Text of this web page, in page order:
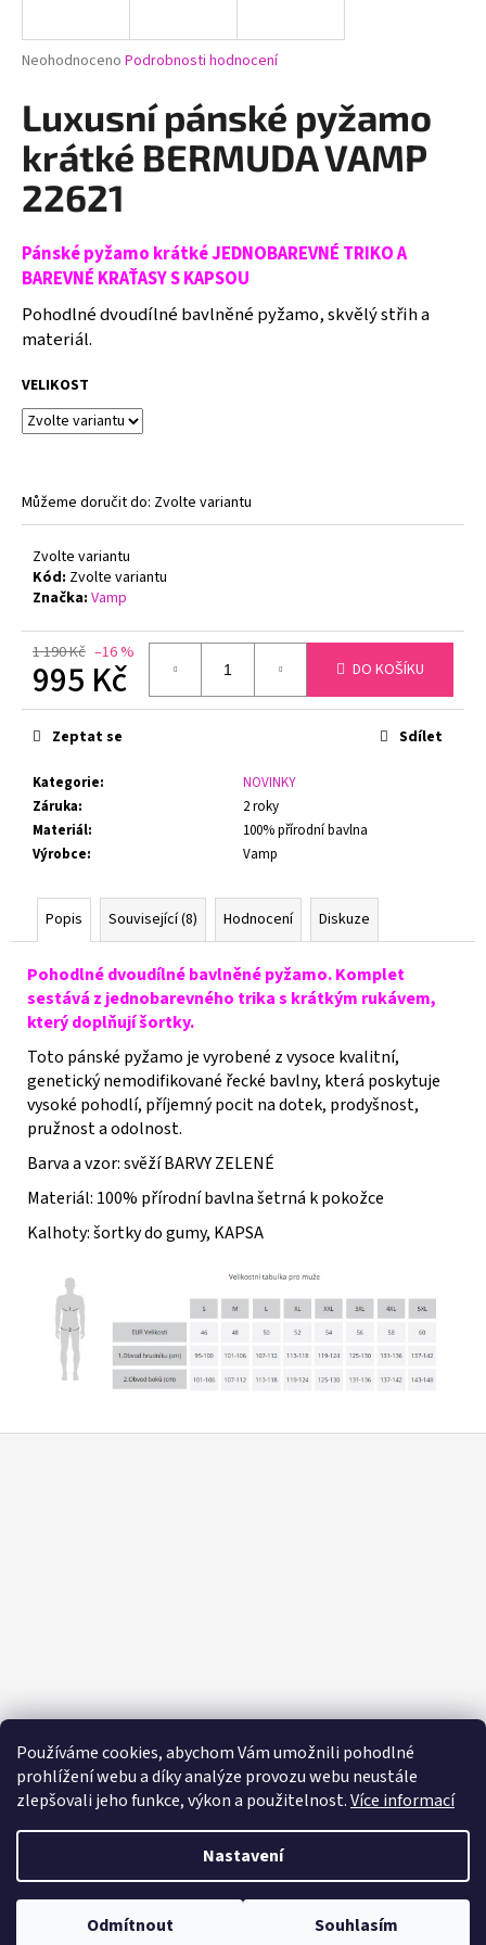
Používáme cookies, abychom Vám umožnili pohodlné
prohlížení webu a díky analýze provozu webu neustále
zlepšovali jeho funkce, výkon a použitelnost.Více informací
Nastavení
Odmítnout Souhlasím
Průměrné
produktu
je
0,0
5
hvězdiček.
Neohodnoceno Podrobnosti hodnocení
Luxusní pánské pyžamo
krátké BERMUDA VAMP
22621
Pánské pyžamo krátké JEDNOBAREVNÉ TRIKO A
BAREVNÉ KRAŤASY S KAPSOU
Pohodlné dvoudílné bavlněné pyžamo, skvělý střih a
materiál.
VELIKOST
Můžeme doručit do: Zvolte variantu
Zvolte variantu
Kód: Zvolte variantu
Značka: Vamp
1 190 Kč –16 %
995 Kč
Měrná
cena:
DO KOŠÍKU
Kategorie:
NOVINKY
Záruka:
2 roky
Materiál:
100% přírodní bavlna
Výrobce: Vamp
Zeptat se Sdílet
Popis Související (8) Hodnocení Diskuze
Pohodlné dvoudílné bavlněné pyžamo. Komplet
sestává z jednobarevného trika s krátkým rukávem,
který doplňují šortky.
Toto pánské pyžamo je vyrobené z vysoce kvalitní,
genetický nemodifikované řecké bavlny, která poskytuje
vysoké pohodlí, příjemný pocit na dotek, prodyšnost,
pružnost a odolnost.
Barva a vzor: svěží BARVY ZELENÉ
Materiál: 100% přírodní bavlna šetrná k pokožce
Kalhoty: šortky do gumy, KAPSA
j
t
?
HLEDAT
D
p
o
r
u
m
MINIMIZER
NATURANA
5363
BRUSINKA
Kč
Copyright 2026Editapradlo.cz. Všechna práva vyhrazena.Upravit